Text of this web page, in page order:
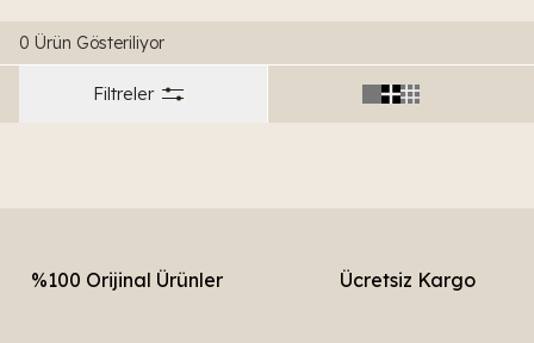
0 Ürün Gösteriliyor
Filtreler
%100 Orijinal Ürünler Ücretsiz Kargo